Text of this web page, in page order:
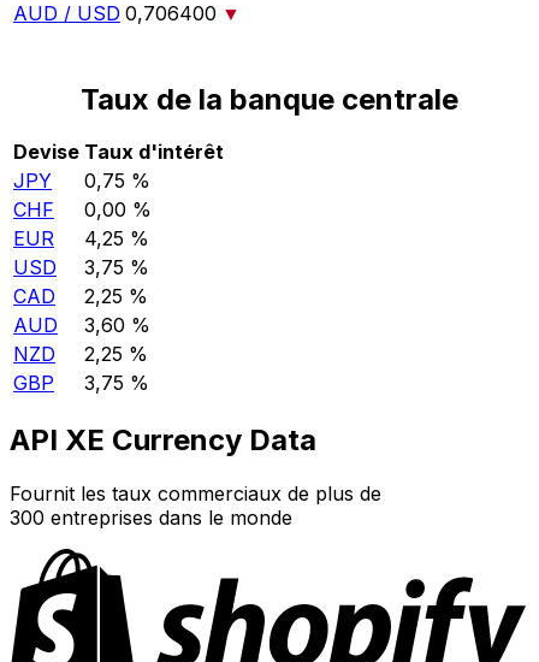
AUD / USD 0,706400 ▼
Taux de la banque centrale
Devise Taux d'intérêt
JPY
0,75 %
CHF
0,00 %
EUR
4,25 %
USD
3,75 %
CAD
2,25 %
AUD
3,60 %
NZD
2,25 %
GBP
3,75 %
API XE Currency Data
Fournit les taux commerciaux de plus de
300 entreprises dans le monde